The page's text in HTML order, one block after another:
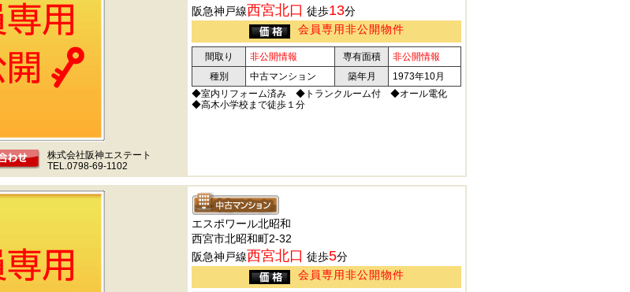
株式会社阪神エステート
TEL.0798-69-1102
阪急神戸線西宮北口 徒歩13分
会員専用非公開物件
間取り 非公開情報 専有面積
非公開情報
種別
中古マンション 築年月
1973年10月
◆室内リフォーム済み ◆トランクルーム付 ◆オール電化
◆高木小学校まで徒歩１分
エスポワール北昭和
西宮市北昭和町2-32
阪急神戸線西宮北口 徒歩5分
会員専用非公開物件